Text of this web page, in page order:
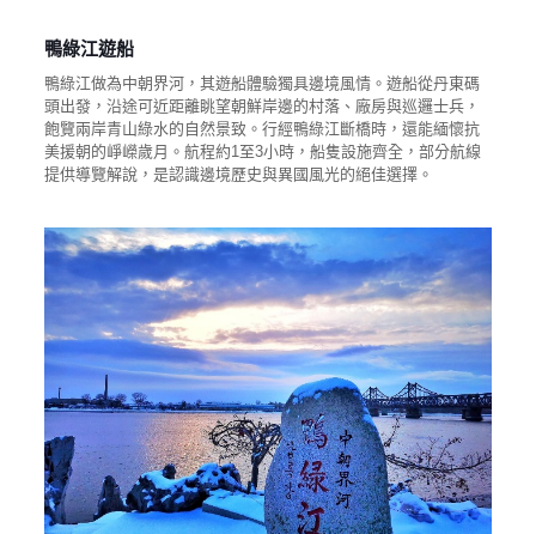
鴨綠江遊船
鴨綠江做為中朝界河，其遊船體驗獨具邊境風情。遊船從丹東碼
頭出發，沿途可近距離眺望朝鮮岸邊的村落、廠房與巡邏士兵，
飽覽兩岸青山綠水的自然景致。行經鴨綠江斷橋時，還能緬懷抗
美援朝的崢嶸歲月。航程約1至3小時，船隻設施齊全，部分航線
提供導覽解說，是認識邊境歷史與異國風光的絕佳選擇。